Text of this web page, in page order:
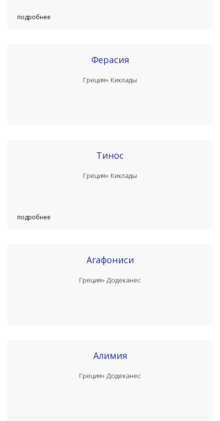
подробнее
Ферасия
Греция» Киклады
Тинос
Греция» Киклады
подробнее
Агафониси
Греция» Додеканес
Алимия
Греция» Додеканес